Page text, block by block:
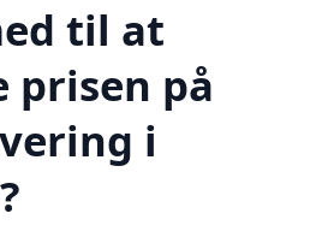
til at
prisen på
i